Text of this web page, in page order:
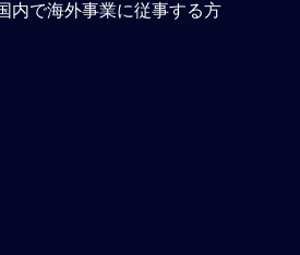
内で海外事業に従事する方